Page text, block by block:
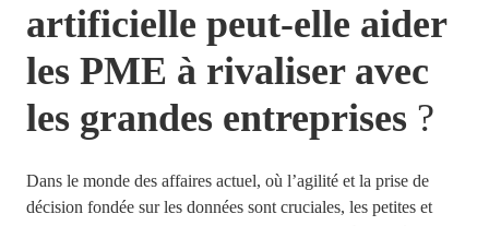
artificielle peut-elle aider
les PME à rivaliser avec
les grandes entreprises ?
Dans le monde des affaires actuel, où l’agilité et la prise de
décision fondée sur les données sont cruciales, les petites et